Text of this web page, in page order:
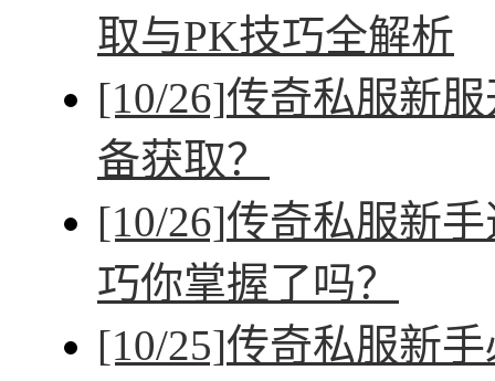
取与PK技巧全解析
[10/26]传奇私服新
备获取？
[10/26]传奇私服新
巧你掌握了吗？
[10/25]传奇私服新